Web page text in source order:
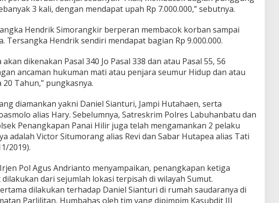
3 kali, dengan mendapat upah Rp 7.000.000,” sebutnya.
Hendrik Simorangkir berperan membacok korban sampai
Tersangka Hendrik sendiri mendapat bagian Rp 9.000.000.
dikenakan Pasal 340 Jo Pasal 338 dan atau Pasal 55, 56
ancaman hukuman mati atau penjara seumur Hidup dan atau
Tahun,” pungkasnya.
diamankan yakni Daniel Sianturi, Jampi Hutahaen, serta
alias Hary. Sebelumnya, Satreskrim Polres Labuhanbatu dan
Penangkapan Panai Hilir juga telah mengamankan 2 pelaku
adalah Victor Situmorang alias Revi dan Sabar Hutapea alias Tati
2019).
Pol Agus Andrianto menyampaikan, penangkapan ketiga
dari sejumlah lokasi terpisah di wilayah Sumut.
dilakukan terhadap Daniel Sianturi di rumah saudaranya di
Parlilitan, Humbahas oleh tim yang dipimpim Kasubdit III